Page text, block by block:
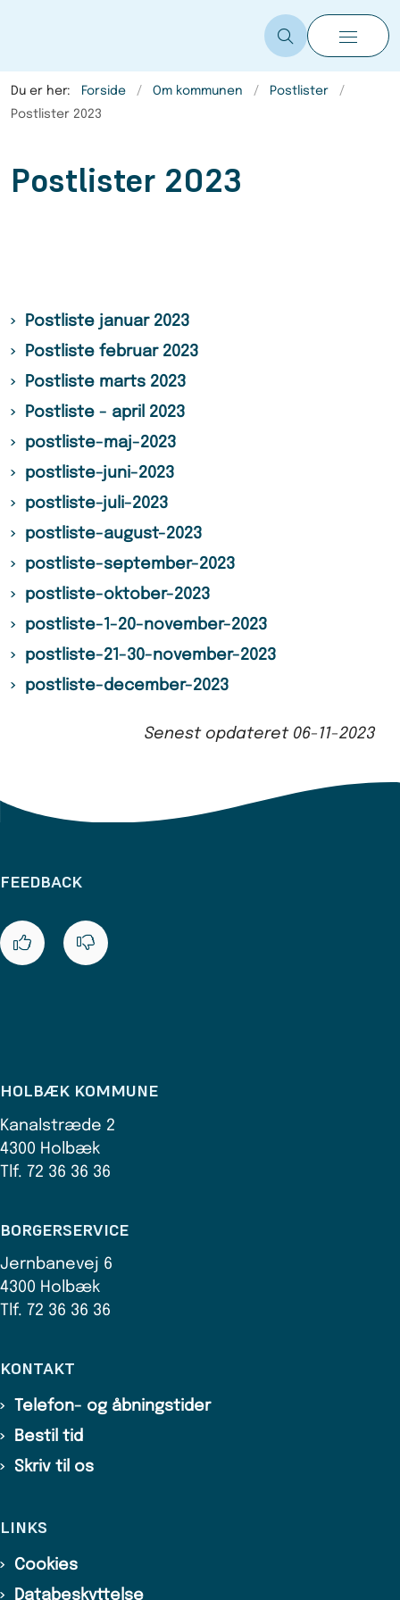
Du er her: Forside Om kommunen
Postlister
Postlister 2023
Postlister 2023
Postliste januar 2023
Postliste februar 2023
Postliste marts 2023
Postliste - april 2023
postliste-maj-2023
postliste-juni-2023
postliste-juli-2023
postliste-august-2023
postliste-september-2023
postliste-oktober-2023
postliste-1-20-november-2023
postliste-21-30-november-2023
postliste-december-2023
Senest opdateret 06-11-2023
FEEDBACK
HOLBÆK KOMMUNE
Kanalstræde 2
4300 Holbæk
Tlf. 72 36 36 36
BORGERSERVICE
Jernbanevej 6
4300 Holbæk
Tlf. 72 36 36 36
KONTAKT
Telefon- og åbningstider
Bestil tid
Skriv til os
LINKS
Cookies
Databeskyttelse